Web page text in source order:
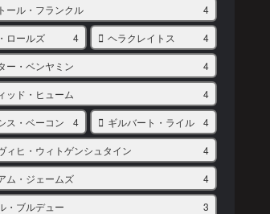
ール・フランクル 4
ロールズ 4 ヘラクレイトス 4
ー・ベンヤミン 4
ッド・ヒューム 4
ス・ベーコン 4 ギルバート・ライル 4
ィヒ・ウィトゲンシュタイン 4
ム・ジェームズ 4
・ブルデュー 3